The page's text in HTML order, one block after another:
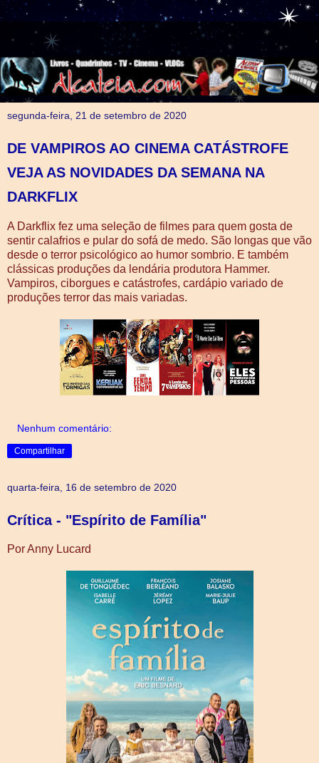
segunda-feira, 21 de setembro de 2020
DE VAMPIROS AO CINEMA CATÁSTROFE
VEJA AS NOVIDADES DA SEMANA NA
DARKFLIX
A Darkflix fez uma seleção de filmes para quem gosta de
sentir calafrios e pular do sofá de medo. São longas que vão
desde o terror psicológico ao humor sombrio. E também
clássicas produções da lendária produtora Hammer.
Vampiros, ciborgues e catástrofes, cardápio variado de
produções terror das mais variadas.
Nenhum comentário:
Compartilhar
quarta-feira, 16 de setembro de 2020
Crítica - "Espírito de Família"
Por Anny Lucard